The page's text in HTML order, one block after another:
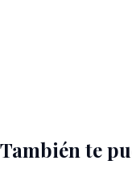
También te